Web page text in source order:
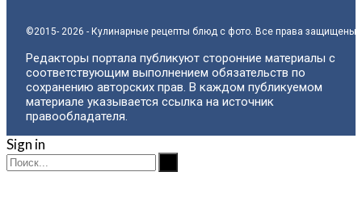
©2015- 2026 - Кулинарные рецепты блюд с фото. Все права защищены.
Редакторы портала публикуют сторонние материалы с
соответствующим выполнением обязательств по
сохранению авторских прав. В каждом публикуемом
материале указывается ссылка на источник
правообладателя.
Sign in